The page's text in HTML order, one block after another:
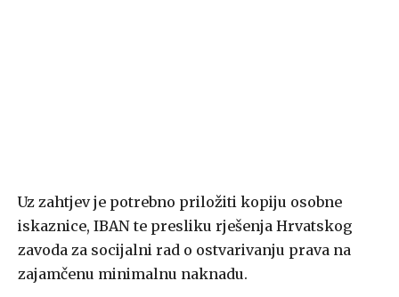
Uz zahtjev je potrebno priložiti kopiju osobne
iskaznice, IBAN te presliku rješenja Hrvatskog
zavoda za socijalni rad o ostvarivanju prava na
zajamčenu minimalnu naknadu.